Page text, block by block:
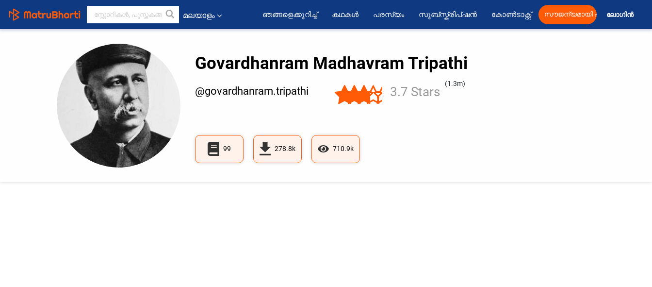
മലയാളം ഞങ്ങളെക്കുറിച്ച് കഥകൾ പരസ്യം സുബ്സ്ക്രിപ്ഷൻ കോൺടാക്റ്റ് സൗജന്യമായി ലോഗിൻ
Govardhanram Madhavram Tripathi
@govardhanram.tripathi 3.7 Stars
(1.3m)
99 278.8k 710.9k